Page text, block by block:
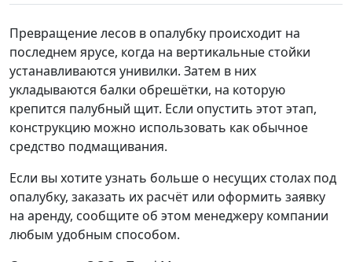
Превращение лесов в опалубку происходит на
последнем ярусе, когда на вертикальные стойки
устанавливаются унивилки. Затем в них
укладываются балки обрешётки, на которую
крепится палубный щит. Если опустить этот этап,
конструкцию можно использовать как обычное
средство подмащивания.
Если вы хотите узнать больше о несущих столах под
опалубку, заказать их расчёт или оформить заявку
на аренду, сообщите об этом менеджеру компании
любым удобным способом.